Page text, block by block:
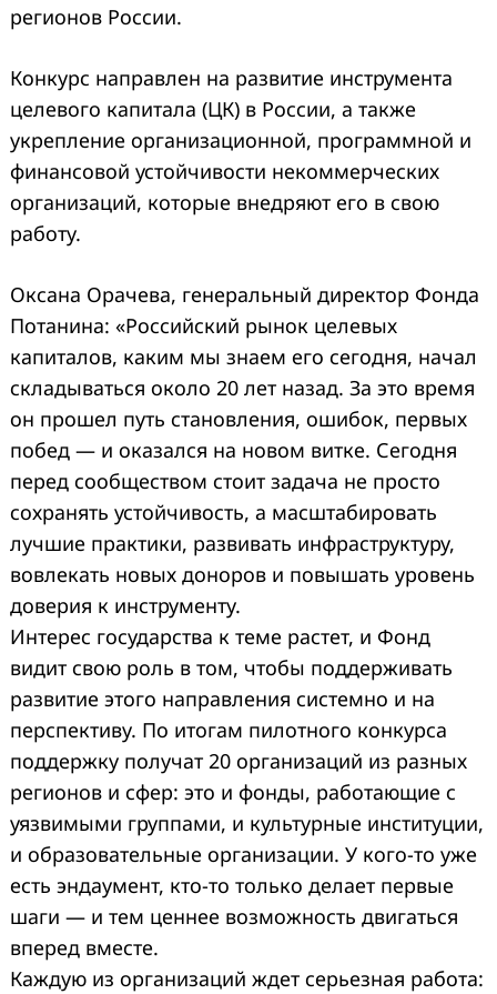
регионов России.
Конкурс направлен на развитие инструмента
целевого капитала (ЦК) в России, а также
укрепление организационной, программной и
финансовой устойчивости некоммерческих
организаций, которые внедряют его в свою
работу.
Оксана Орачева, генеральный директор Фонда
Потанина: «Российский рынок целевых
капиталов, каким мы знаем его сегодня, начал
складываться около 20 лет назад. За это время
он прошел путь становления, ошибок, первых
побед — и оказался на новом витке. Сегодня
перед сообществом стоит задача не просто
сохранять устойчивость, а масштабировать
лучшие практики, развивать инфраструктуру,
вовлекать новых доноров и повышать уровень
доверия к инструменту.
Интерес государства к теме растет, и Фонд
видит свою роль в том, чтобы поддерживать
развитие этого направления системно и на
перспективу. По итогам пилотного конкурса
поддержку получат 20 организаций из разных
регионов и сфер: это и фонды, работающие с
уязвимыми группами, и культурные институции,
и образовательные организации. У кого-то уже
есть эндаумент, кто-то только делает первые
шаги — и тем ценнее возможность двигаться
вперед вместе.
Каждую из организаций ждет серьезная работа: